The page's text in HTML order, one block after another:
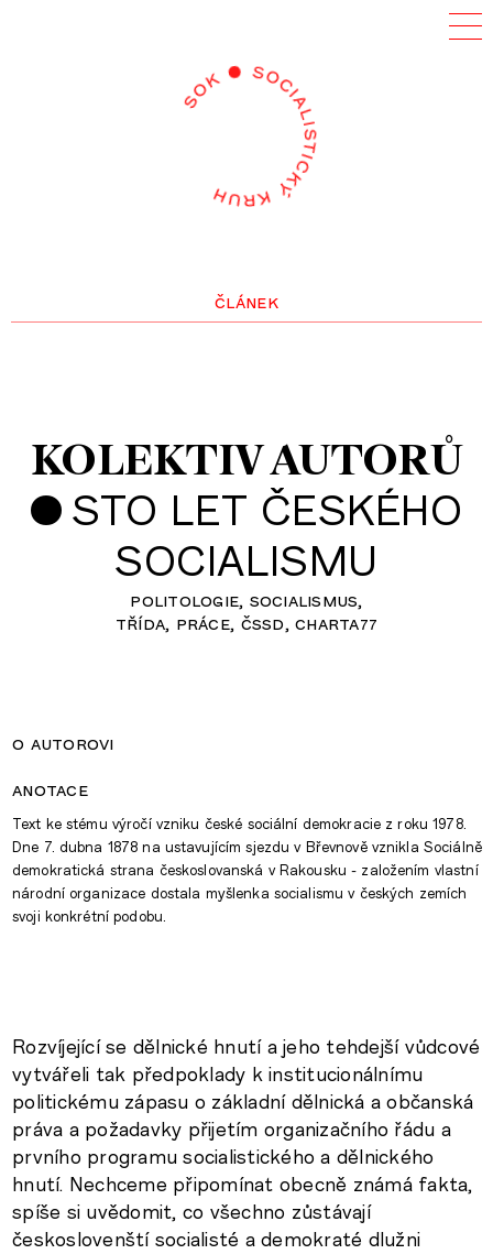
článek
KOLEKTIV AUTORŮ
• STO LET ČESKÉHO
SOCIALISMU
politologie socialismus
třída práce čssd charta77
o autorovi
anotace
Text ke stému výročí vzniku české sociální demokracie z roku 1978.
Dne 7. dubna 1878 na ustavujícím sjezdu v Břevnově vznikla Sociálně
demokratická strana českoslovanská v Rakousku - založením vlastní
národní organizace dostala myšlenka socialismu v českých zemích
svoji konkrétní podobu.
Rozvíjející se dělnické hnutí a jeho tehdejší vůdcové
vytvářeli tak předpoklady k institucionálnímu
politickému zápasu o základní dělnická a občanská
práva a požadavky přijetím organizačního řádu a
prvního programu socialistického a dělnického
hnutí. Nechceme připomínat obecně známá fakta,
spíše si uvědomit, co všechno zůstávají
českoslovenští socialisté a demokraté dlužni